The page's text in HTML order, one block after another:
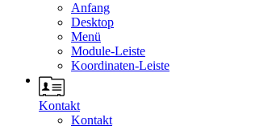
Anfang
Desktop
Menü
Module-Leiste
Koordinaten-Leiste
Kontakt
Kontakt